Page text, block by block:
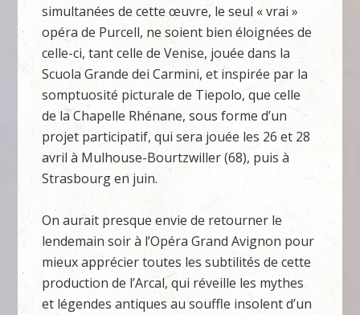
simultanées de cette œuvre, le seul « vrai »
opéra de Purcell, ne soient bien éloignées de
celle-ci, tant celle de Venise, jouée dans la
Scuola Grande dei Carmini, et inspirée par la
somptuosité picturale de Tiepolo, que celle
de la Chapelle Rhénane, sous forme d’un
projet participatif, qui sera jouée les 26 et 28
avril à Mulhouse-Bourtzwiller (68), puis à
Strasbourg en juin.
On aurait presque envie de retourner le
lendemain soir à l’Opéra Grand Avignon pour
mieux apprécier toutes les subtilités de cette
production de l’Arcal, qui réveille les mythes
et légendes antiques au souffle insolent d’un